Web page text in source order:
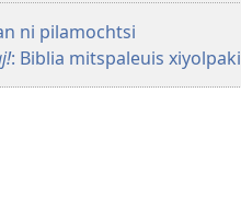
ni pilamochtsi
: Biblia mitspaleuis xiyolpaki